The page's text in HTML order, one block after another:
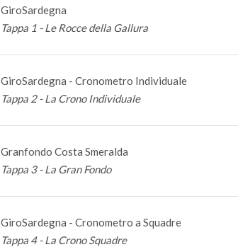
GiroSardegna
Tappa 1 - Le Rocce della Gallura
GiroSardegna - Cronometro Individuale
Tappa 2 - La Crono Individuale
Granfondo Costa Smeralda
Tappa 3 - La Gran Fondo
GiroSardegna - Cronometro a Squadre
Tappa 4 - La Crono Squadre